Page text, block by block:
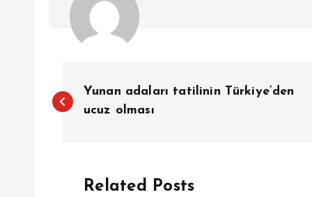
a
Yunan adaları tatilinin Türkiye’den
ucuz olması
Related Posts